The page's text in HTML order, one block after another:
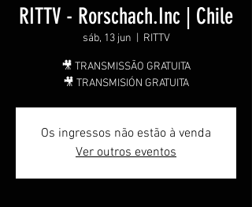
RITTV - Rorschach.Inc | Chile
sáb, 13 jun RITTV
🎥 TRANSMISSÃO GRATUITA
🎥 TRANSMISIÓN GRATUITA
Os ingressos não estão à venda
Ver outros eventos